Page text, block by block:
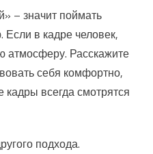
– значит поймать
в кадре человек,
атмосферу. Расскажите
себя комфортно,
всегда смотрятся
подхода.